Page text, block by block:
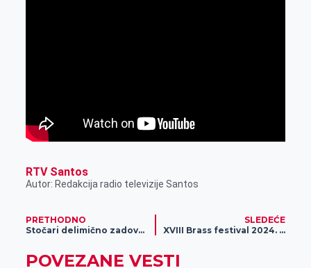
RTV Santos
Autor: Redakcija radio televizije Santos
PRETHODNO
Stočari delimično zadovoljni subvencijama
SLEDEĆE
XVIII Brass festival 2024. Zrenjanin
POVEZANE VESTI